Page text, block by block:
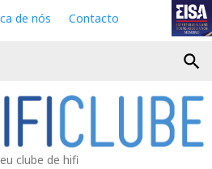
de nós Contacto
search
clube de hifi